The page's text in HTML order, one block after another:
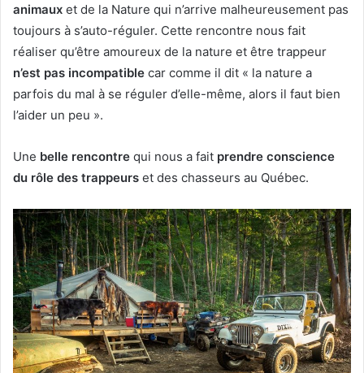
animaux et de la Nature qui n’arrive malheureusement pas
toujours à s’auto-réguler. Cette rencontre nous fait
réaliser qu’être amoureux de la nature et être trappeur
n’est pas incompatible car comme il dit « la nature a
parfois du mal à se réguler d’elle-même, alors il faut bien
l’aider un peu ».
Une belle rencontre qui nous a fait prendre conscience
du rôle des trappeurs et des chasseurs au Québec.